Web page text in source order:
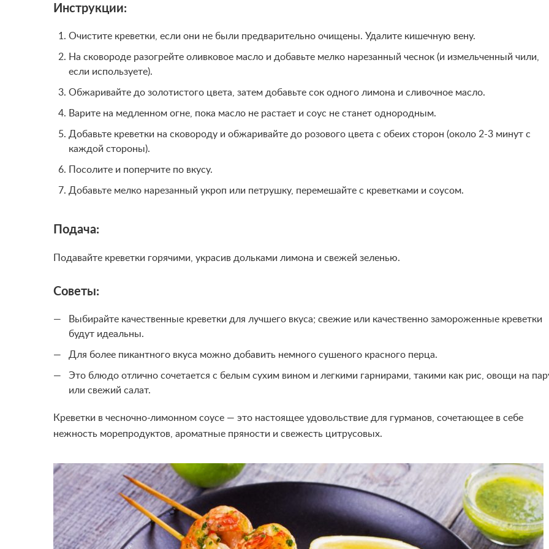
Инструкции:
Очистите креветки, если они не были предварительно очищены. Удалите кишечную вену.
На сковороде разогрейте оливковое масло и добавьте мелко нарезанный чеснок (и измельченный чили,
если используете).
Обжаривайте до золотистого цвета, затем добавьте сок одного лимона и сливочное масло.
Варите на медленном огне, пока масло не растает и соус не станет однородным.
Добавьте креветки на сковороду и обжаривайте до розового цвета с обеих сторон (около 2-3 минут с
каждой стороны).
Посолите и поперчите по вкусу.
Добавьте мелко нарезанный укроп или петрушку, перемешайте с креветками и соусом.
Подача:
Подавайте креветки горячими, украсив дольками лимона и свежей зеленью.
Советы:
Выбирайте качественные креветки для лучшего вкуса; свежие или качественно замороженные креветки
будут идеальны.
Для более пикантного вкуса можно добавить немного сушеного красного перца.
Это блюдо отлично сочетается с белым сухим вином и легкими гарнирами, такими как рис, овощи на
или свежий салат.
Креветки в чесночно-лимонном соусе — это настоящее удовольствие для гурманов, сочетающее в себе
нежность морепродуктов, ароматные пряности и свежесть цитрусовых.